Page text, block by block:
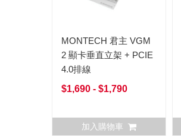
MONTECH 君主 VGM
2 顯卡垂直立架 + PCIE
4.0排線
$1,690 - $1,790
加入購物車